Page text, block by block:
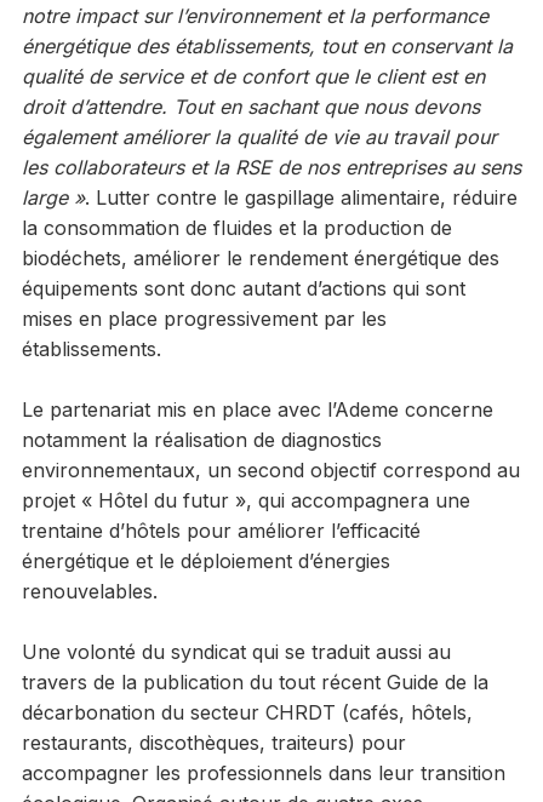
notre impact sur l’environnement et la performance
énergétique des établissements, tout en conservant la
qualité de service et de confort que le client est en
droit d’attendre. Tout en sachant que nous devons
également améliorer la qualité de vie au travail pour
les collaborateurs et la RSE de nos entreprises au sens
large ». Lutter contre le gaspillage alimentaire, réduire
la consommation de fluides et la production de
biodéchets, améliorer le rendement énergétique des
équipements sont donc autant d’actions qui sont
mises en place progressivement par les
établissements.
Le partenariat mis en place avec l’Ademe concerne
notamment la réalisation de diagnostics
environnementaux, un second objectif correspond au
projet « Hôtel du futur », qui accompagnera une
trentaine d’hôtels pour améliorer l’efficacité
énergétique et le déploiement d’énergies
renouvelables.
Une volonté du syndicat qui se traduit aussi au
travers de la publication du tout récent Guide de la
décarbonation du secteur CHRDT (cafés, hôtels,
restaurants, discothèques, traiteurs) pour
accompagner les professionnels dans leur transition